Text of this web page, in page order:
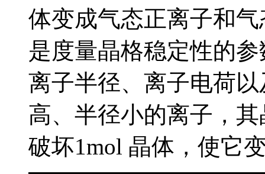
体变成气态正离子和
是度量晶格稳定性的
离子半径、离子电荷
高、半径小的离子，
破坏1mol 晶体，使它